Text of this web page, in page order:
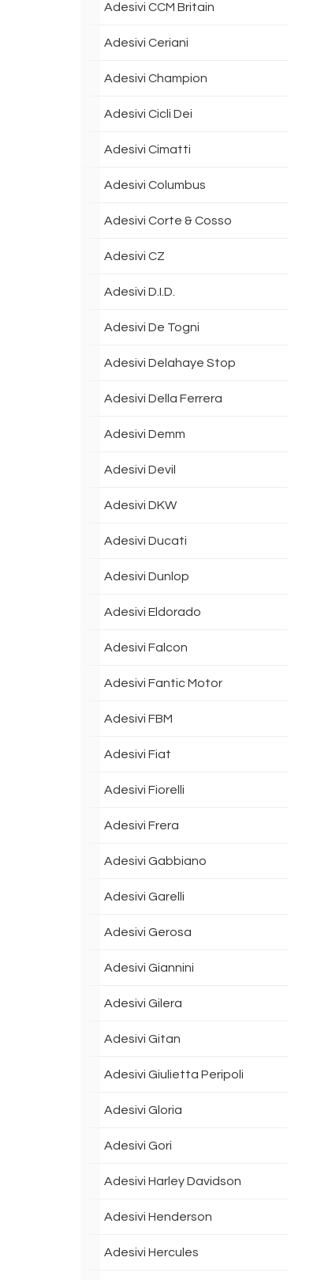
Adesivi CCM Britain
Adesivi Ceriani
Adesivi Champion
Adesivi Cicli Dei
Adesivi Cimatti
Adesivi Columbus
Adesivi Corte & Cosso
Adesivi CZ
Adesivi D.I.D.
Adesivi De Togni
Adesivi Delahaye Stop
Adesivi Della Ferrera
Adesivi Demm
Adesivi Devil
Adesivi DKW
Adesivi Ducati
Adesivi Dunlop
Adesivi Eldorado
Adesivi Falcon
Adesivi Fantic Motor
Adesivi FBM
Adesivi Fiat
Adesivi Fiorelli
Adesivi Frera
Adesivi Gabbiano
Adesivi Garelli
Adesivi Gerosa
Adesivi Giannini
Adesivi Gilera
Adesivi Gitan
Adesivi Giulietta Peripoli
Adesivi Gloria
Adesivi Gori
Adesivi Harley Davidson
Adesivi Henderson
Adesivi Hercules